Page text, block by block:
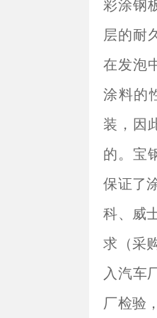
彩涂钢
层的耐
在发泡
涂料的
装，因
的。宝
保证了
科、威
求（采
入汽车
厂检验